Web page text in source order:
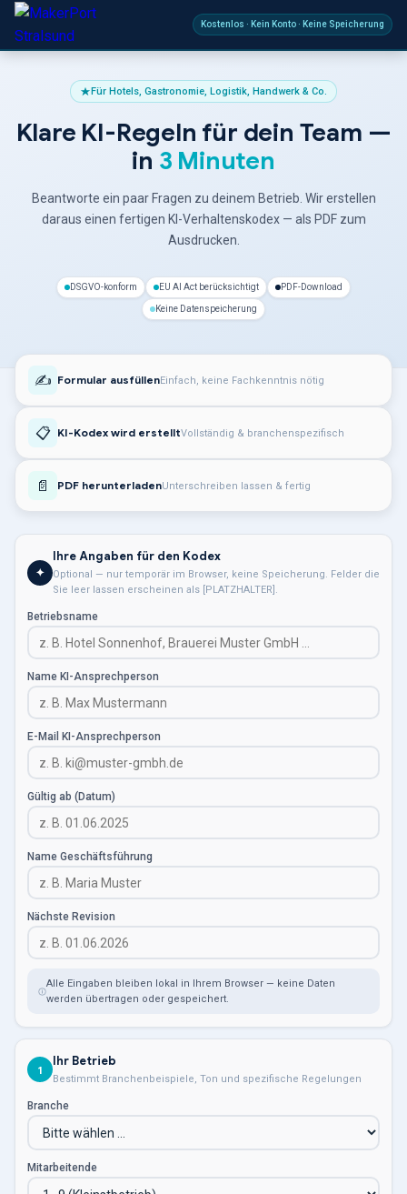
Kostenlos · Kein Konto · Keine Speicherung
Für Hotels, Gastronomie, Logistik, Handwerk & Co.
Klare KI-Regeln für dein Team —
in 3 Minuten
Beantworte ein paar Fragen zu deinem Betrieb. Wir erstellen
daraus einen fertigen KI-Verhaltenskodex — als PDF zum
Ausdrucken.
DSGVO-konform EU AI Act berücksichtigt PDF-Download
Keine Datenspeicherung
✍️ Formular ausfüllenEinfach, keine Fachkenntnis nötig
📋 KI-Kodex wird erstelltVollständig & branchenspezifisch
📄 PDF herunterladenUnterschreiben lassen & fertig
✦
Ihre Angaben für den Kodex
Optional — nur temporär im Browser, keine Speicherung. Felder die
Sie leer lassen erscheinen als [PLATZHALTER].
Betriebsname
Name KI-Ansprechperson
E-Mail KI-Ansprechperson
Gültig ab (Datum)
Name Geschäftsführung
Nächste Revision
Alle Eingaben bleiben lokal in Ihrem Browser — keine Daten
werden übertragen oder gespeichert.
1
Ihr Betrieb
Bestimmt Branchenbeispiele, Ton und spezifische Regelungen
Branche
Mitarbeitende